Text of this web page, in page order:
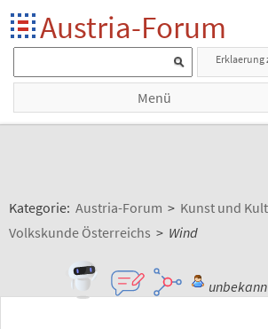
Austria-Forum
Erklaerung
Menü
Kategorie: Austria-Forum > Kunst und
Volkskunde Österreichs > Wind